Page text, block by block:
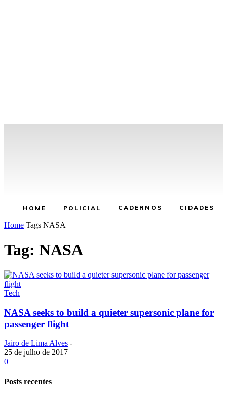
HOME POLICIAL CADERNOS CIDADES
Home Tags NASA
Tag: NASA
Tech
NASA seeks to build a quieter supersonic plane for
passenger flight
Jairo de Lima Alves -
25 de julho de 2017
0
Posts recentes